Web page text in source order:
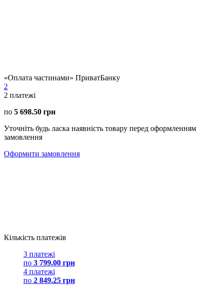
«Оплата частинами» ПриватБанку
2
2 платежі
по 5 698.50 грн
Уточніть будь ласка наявність товару перед оформленням
замовлення
Оформити замовлення
Кількість платежів
3 платежі
по 3 799.00 грн
4 платежі
по 2 849.25 грн